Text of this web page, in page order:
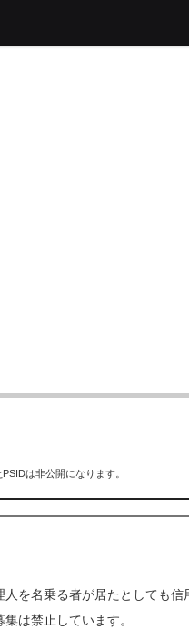
PSIDは非公開になります。
を名乗る者が居たとしても信
は禁止しています。